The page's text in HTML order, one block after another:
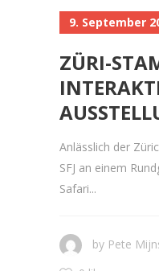
9. September
ZÜRI-
Anlässlich der
SFJ an einem
Safari...
by Pete